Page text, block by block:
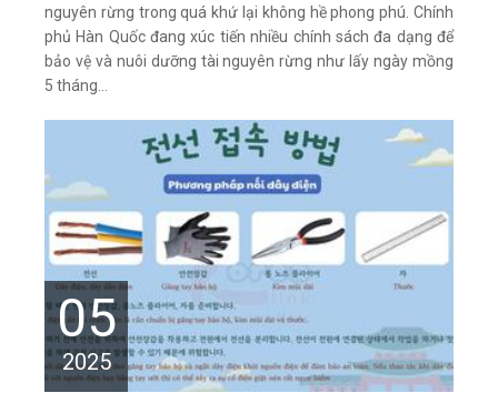
nguyên rừng trong quá khứ lại không hề phong phú. Chính
phủ Hàn Quốc đang xúc tiến nhiều chính sách đa dạng để
bảo vệ và nuôi dưỡng tài nguyên rừng như lấy ngày mồng
5 tháng...
05
2025